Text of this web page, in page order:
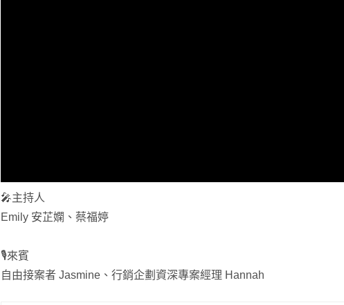
🎤主持人
Emily 安芷嫻、蔡福婷
🎙來賓
自由接案者 Jasmine、行銷企劃資深專案經理 Hannah